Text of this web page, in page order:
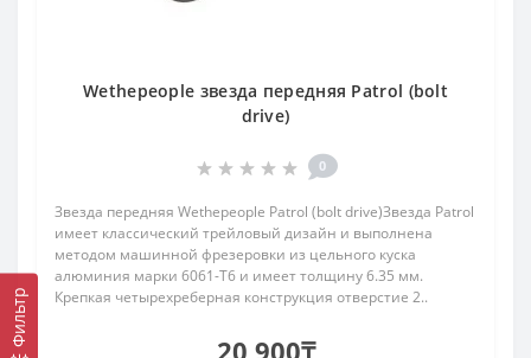
Фильтр
Wethepeople звезда передняя Patrol (bolt
drive)
0
Звезда передняя Wethepeople Patrol (bolt drive)Звезда Patrol
имеет классический трейловый дизайн и выполнена
методом машинной фрезеровки из цельного куска
алюминия марки 6061-Т6 и имеет толщину 6.35 мм.
Крепкая четырехреберная конструкция отверстие 2..